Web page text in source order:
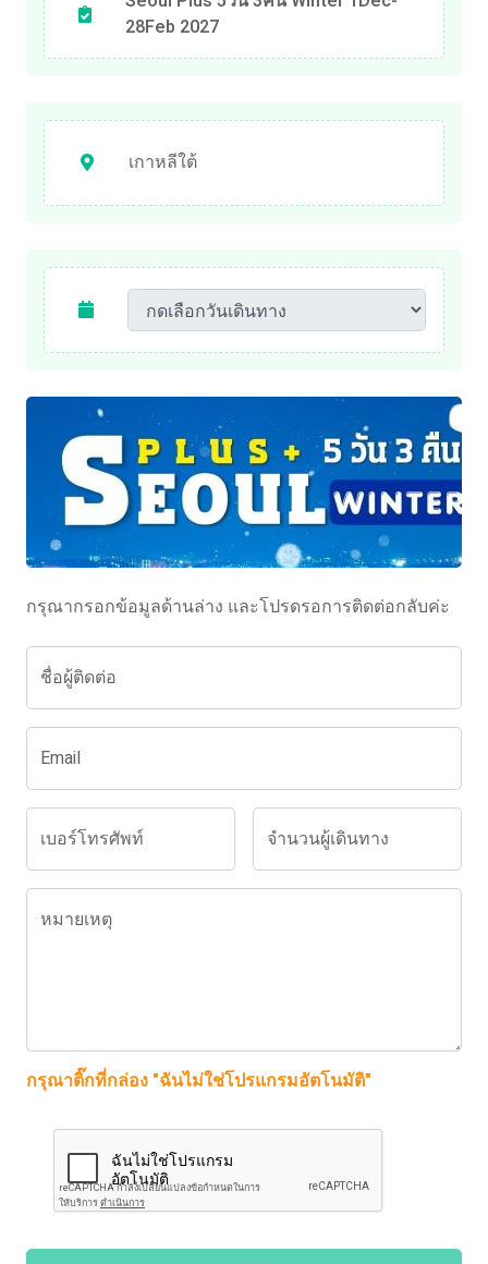
28Feb 2027
เกาหลีใต้
กรุณากรอกข้อมูลด้านล่าง และโปรดรอการติดต่อกลับค่ะ
ชื่อผู้ติดต่อ
Email
เบอร์โทรศัพท์ จำนวนผู้เดินทาง
หมายเหตุ
กรุณาติ๊กที่กล่อง "ฉันไม่ใช่โปรแกรมอัตโนมัติ"